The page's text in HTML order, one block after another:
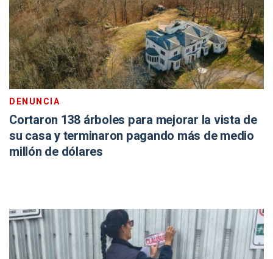
DENUNCIA
Cortaron 138 árboles para mejorar la vista de
su casa y terminaron pagando más de medio
millón de dólares